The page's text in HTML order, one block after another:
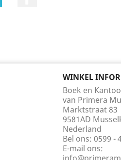
WINKEL
Boek en
van Primera
Marktstraat 83
9581AD
Nederland
Bel ons: 0599 -
E-mail ons: